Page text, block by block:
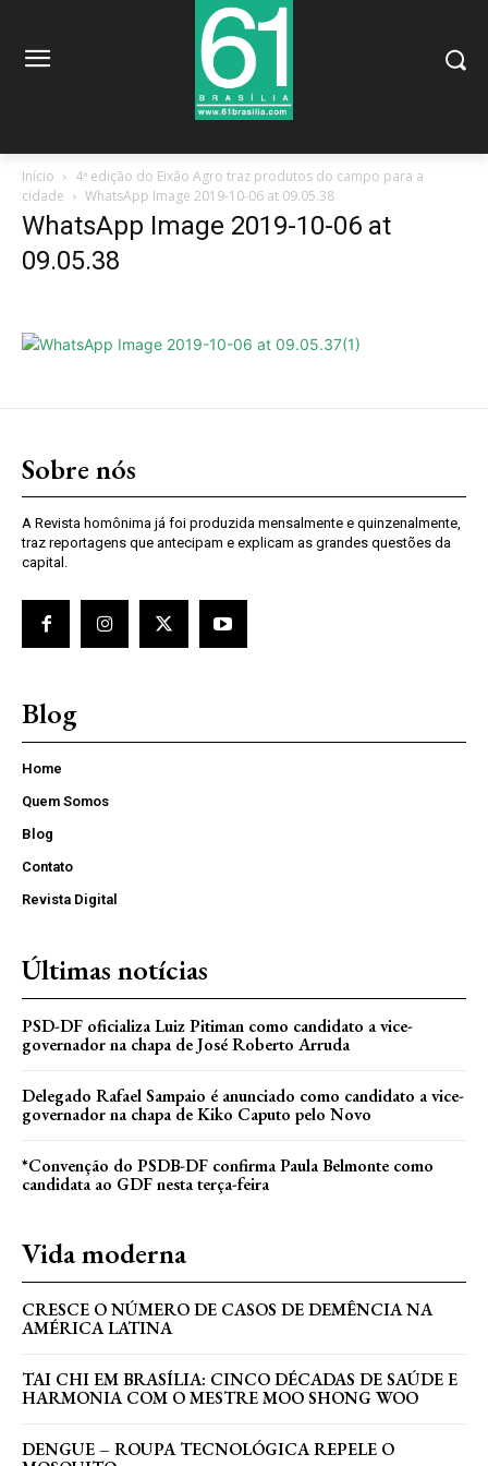
Início
4ª edição do Eixão Agro traz produtos do campo para a
cidade
WhatsApp Image 2019-10-06 at 09.05.38
WhatsApp Image 2019-10-06 at
09.05.38
Sobre nós
A Revista homônima já foi produzida mensalmente e quinzenalmente,
traz reportagens que antecipam e explicam as grandes questões da
capital.
Blog
Home
Quem Somos
Blog
Contato
Revista Digital
Últimas notícias
PSD-DF oficializa Luiz Pitiman como candidato a vice-
governador na chapa de José Roberto Arruda
Delegado Rafael Sampaio é anunciado como candidato a vice-
governador na chapa de Kiko Caputo pelo Novo
*Convenção do PSDB-DF confirma Paula Belmonte como
candidata ao GDF nesta terça-feira
Vida moderna
CRESCE O NÚMERO DE CASOS DE DEMÊNCIA NA
AMÉRICA LATINA
TAI CHI EM BRASÍLIA: CINCO DÉCADAS DE SAÚDE E
HARMONIA COM O MESTRE MOO SHONG WOO
DENGUE – ROUPA TECNOLÓGICA REPELE O